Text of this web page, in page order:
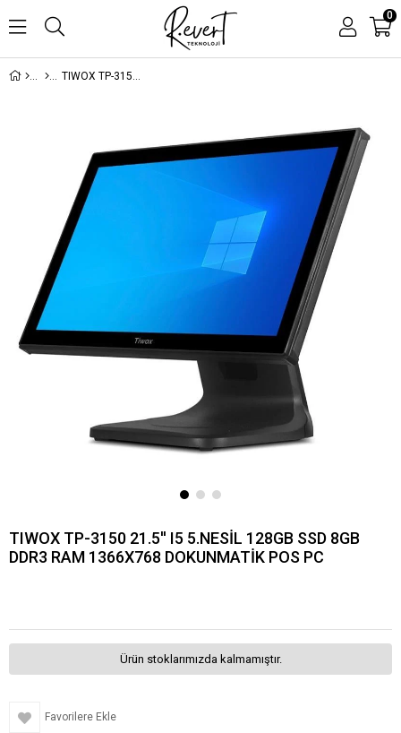
0
TIWOX TP-3150 21.5'' I5 5.NESİL 128GB SSD 8GB DDR3 RAM 1366X768 DOKUNMATİK POS PC
TIWOX TP-3150 21.5'' I5 5.NESİL 128GB SSD 8GB
DDR3 RAM 1366X768 DOKUNMATİK POS PC
Ürün stoklarımızda kalmamıştır.
Favorilere Ekle